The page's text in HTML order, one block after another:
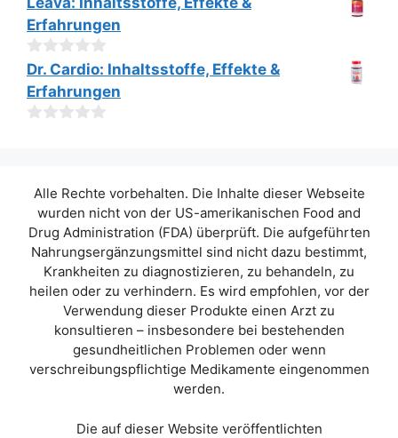
v
o
n
5
Erfahrungen
0
v
o
n
Dr. Cardio: Inhaltsstoffe, Effekte &
Erfahrungen
5Alle Rechte vorbehalten. Die Inhalte dieser Webseite
wurden nicht von der US-amerikanischen Food and
Drug Administration (FDA) überprüft. Die aufgeführten
Nahrungsergänzungsmittel sind nicht dazu bestimmt,
Krankheiten zu diagnostizieren, zu behandeln, zu
heilen oder zu verhindern. Es wird empfohlen, vor der
Verwendung dieser Produkte einen Arzt zu
konsultieren – insbesondere bei bestehenden
gesundheitlichen Problemen oder wenn
verschreibungspflichtige Medikamente eingenommen
werden.
Die auf dieser Website veröffentlichten